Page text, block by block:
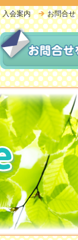
入会案内 お問合せ